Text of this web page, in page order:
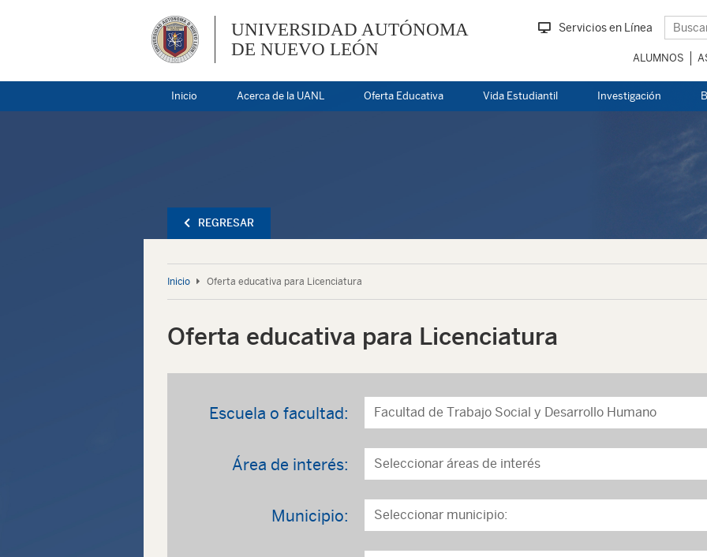
UNIVERSIDAD AUTÓNOMA
DE NUEVO LEÓN
Servicios en Línea
ALUMNOS
Inicio Acerca de la UANL Oferta Educativa Vida Estudiantil Investigación
REGRESAR
Inicio Oferta educativa para Licenciatura
Oferta educativa para Licenciatura
Escuela o facultad:
Área de interés:
Municipio: